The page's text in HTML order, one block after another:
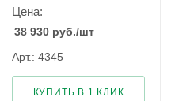
Цена:
38 930 руб./шт
Арт.: 4345
КУПИТЬ В 1 КЛИК